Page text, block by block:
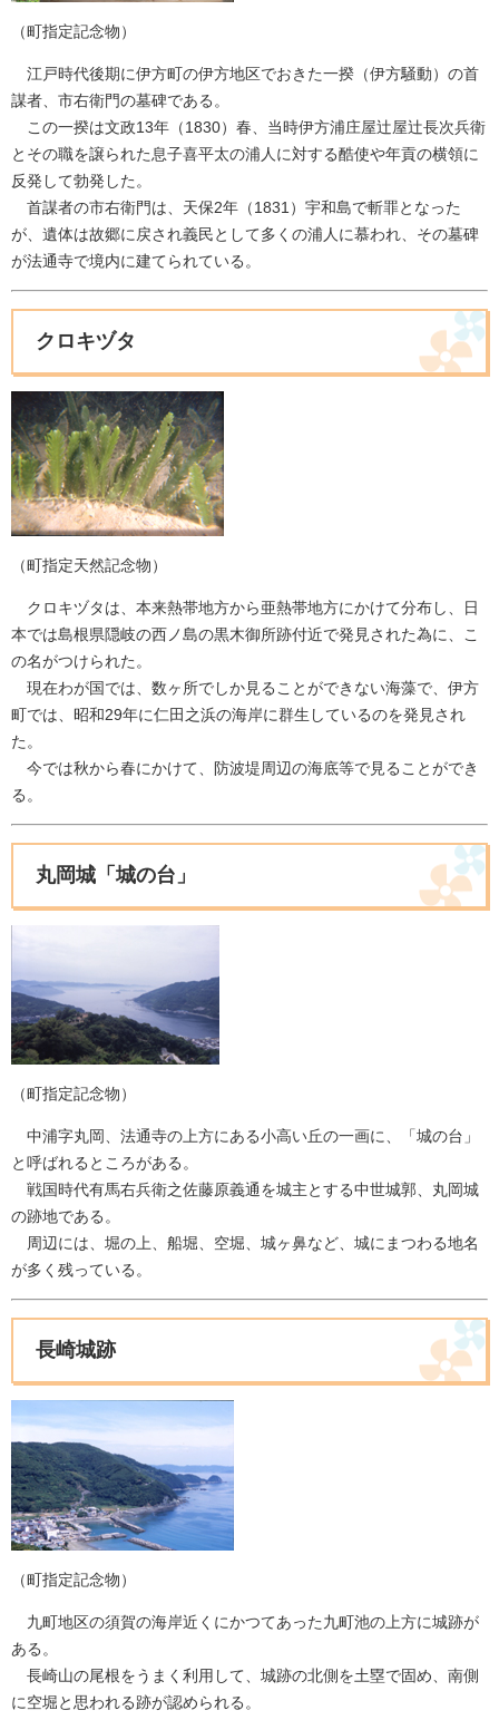
（町指定記念物）
江戸時代後期に伊方町の伊方地区でおきた一揆（伊方騒動）の首
謀者、市右衛門の墓碑である。
この一揆は文政13年（1830）春、当時伊方浦庄屋辻屋辻長次兵衛
とその職を譲られた息子喜平太の浦人に対する酷使や年貢の横領に
反発して勃発した。
首謀者の市右衛門は、天保2年（1831）宇和島で斬罪となった
が、遺体は故郷に戻され義民として多くの浦人に慕われ、その墓碑
が法通寺で境内に建てられている。
クロキヅタ
（町指定天然記念物）
クロキヅタは、本来熱帯地方から亜熱帯地方にかけて分布し、日
本では島根県隠岐の西ノ島の黒木御所跡付近で発見された為に、こ
の名がつけられた。
現在わが国では、数ヶ所でしか見ることができない海藻で、伊方
町では、昭和29年に仁田之浜の海岸に群生しているのを発見され
た。
今では秋から春にかけて、防波堤周辺の海底等で見ることができ
る。
丸岡城「城の台」
（町指定記念物）
中浦字丸岡、法通寺の上方にある小高い丘の一画に、「城の台」
と呼ばれるところがある。
戦国時代有馬右兵衛之佐藤原義通を城主とする中世城郭、丸岡城
の跡地である。
周辺には、堀の上、船堀、空堀、城ヶ鼻など、城にまつわる地名
が多く残っている。
長崎城跡
（町指定記念物）
九町地区の須賀の海岸近くにかつてあった九町池の上方に城跡が
ある。
長崎山の尾根をうまく利用して、城跡の北側を土塁で固め、南側
に空堀と思われる跡が認められる。